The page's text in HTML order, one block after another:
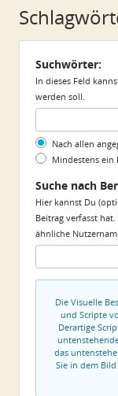
Suchwörter:
In dieses Feld
werden soll.
Nach allen
Mindestens ein
Suche nach
Hier kannst Du
Beitrag verfasst
ähnliche
Die Visuelle
und Scripte
Derartige
das
Sie in dem